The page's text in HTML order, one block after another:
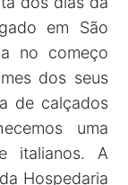
em São
no começo
dos seus
de calçados
uma
italianos. A
Hospedaria